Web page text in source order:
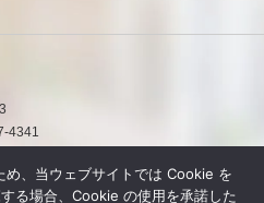
4341
0120-50-7660
め、当ウェブサイトでは Cookie を
る場合、Cookie の使用を承諾した